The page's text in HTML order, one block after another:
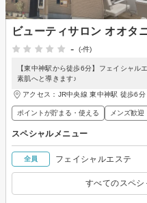
ビューティサロン オオタ
-
(-件)
【東中神駅から徒歩6分】フェイシャル
素肌へと導きます♪
アクセス：JR中央線 東中神駅 徒歩6分
ポイントが貯まる・使える メンズ歓迎
スペシャルメニュー
全員 フェイシャルエステ
すべてのスペ